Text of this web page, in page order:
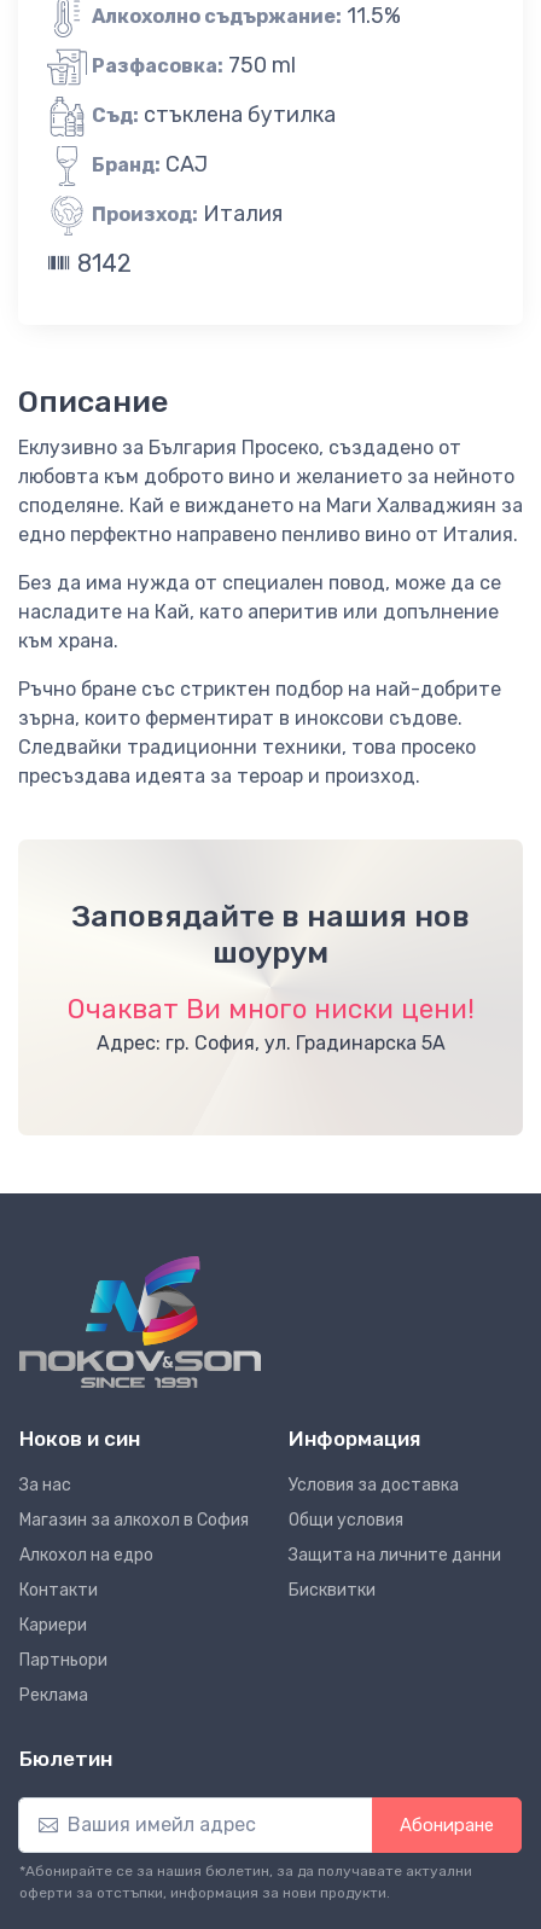
Алкохолно съдържание: 11.5%
Разфасовка: 750 ml
Съд: стъклена бутилка
Бранд: CAJ
Произход: Италия
8142
Описание
Еклузивно за България Просеко, създадено от
любовта към доброто вино и желанието за нейното
споделяне. Кай е виждането на Маги Халваджиян за
едно перфектно направено пенливо вино от Италия.
Без да има нужда от специален повод, може да се
насладите на Кай, като аперитив или допълнение
към храна.
Ръчно бране със стриктен подбор на най-добрите
зърна, които ферментират в иноксови съдове.
Следвайки традиционни техники, това просеко
пресъздава идеята за тероар и произход.
Заповядайте в нашия нов
шоурум
Очакват Ви много ниски цени!
Адрес: гр. София, ул. Градинарска 5А
Ноков и син
За нас
Магазин за алкохол в София
Алкохол на едро
Контакти
Кариери
Партньори
Реклама
Информация
Условия за доставка
Общи условия
Защита на личните данни
Бисквитки
Бюлетин
Абониране
*Абонирайте се за нашия бюлетин, за да получавате актуални
оферти за отстъпки, информация за нови продукти.